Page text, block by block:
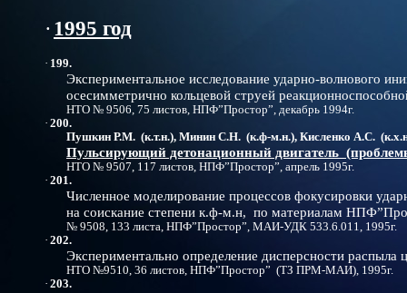
·1995 год
· 199.
Экспериментальное исследование ударно-волнового
осесимметрично кольцевой струей
НТО № 9506, 75 листов, НПФ”Простор”, декабрь 1994г.
· 200.
Пушкин Р.М. (к.т.н.), Минин С.Н. (к.ф-м.н.), Кисленко А.С.
Пульсирующий детонационный двигатель
НТО № 9507, 117 листов, НПФ”Простор”, апрель 1995г.
· 201.
Численное моделирование процессов фокусировки
на соискание степени к.ф-м.н, по материалам
№ 9508, 133 листа, НПФ”Простор”, МАИ-УДК 533.6.011, 1995г.
· 202.
Экспериментально определение дисперсности
НТО №9510, 36 листов, НПФ”Простор” (ТЗ ПРМ-МАИ), 1995г.
· 203.